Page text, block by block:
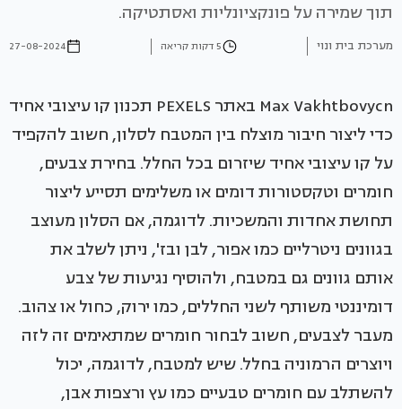
תוך שמירה על פונקציונליות ואסתטיקה.
מערכת בית ונוי 5 דקות קריאה 27-08-2024
Max Vakhtbovycn באתר PEXELS תכנון קו עיצובי אחיד
כדי ליצור חיבור מוצלח בין המטבח לסלון, חשוב להקפיד
על קו עיצובי אחיד שיזרום בכל החלל. בחירת צבעים,
חומרים וטקסטורות דומים או משלימים תסייע ליצור
תחושת אחדות והמשכיות. לדוגמה, אם הסלון מעוצב
בגוונים ניטרליים כמו אפור, לבן ובז', ניתן לשלב את
אותם גוונים גם במטבח, ולהוסיף נגיעות של צבע
דומיננטי משותף לשני החללים, כמו ירוק, כחול או צהוב.
מעבר לצבעים, חשוב לבחור חומרים שמתאימים זה לזה
ויוצרים הרמוניה בחלל. שיש למטבח, לדוגמה, יכול
להשתלב עם חומרים טבעיים כמו עץ ורצפות אבן,